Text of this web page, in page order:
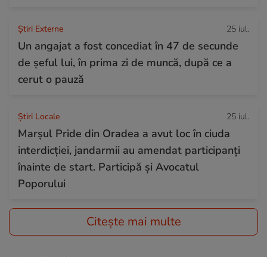
Știri Externe 25 iul.
Un angajat a fost concediat în 47 de secunde
de șeful lui, în prima zi de muncă, după ce a
cerut o pauză
Știri Locale 25 iul.
Marșul Pride din Oradea a avut loc în ciuda
interdicției, jandarmii au amendat participanți
înainte de start. Participă și Avocatul
Poporului
Citește mai multe